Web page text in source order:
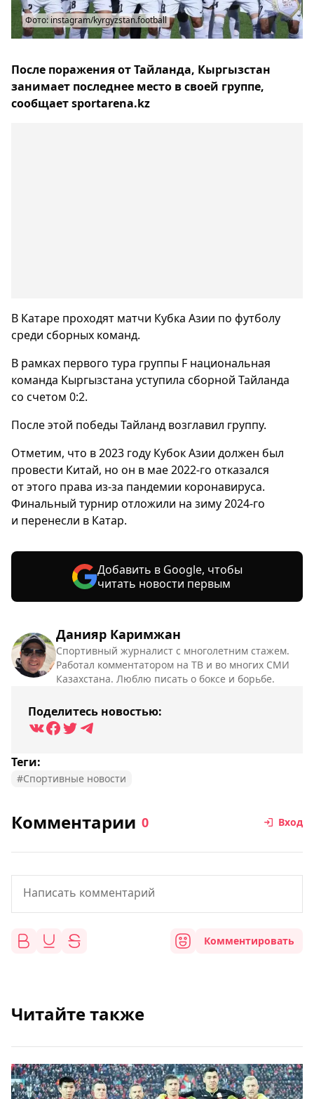
Фото: instagram/kyrgyzstan.football
Данияр Каримжан
Спортивный журналист с многолетним стажем.
Работал комментатором на ТВ и во многих СМИ
Казахстана. Люблю писать о боксе и борьбе.
Поделитесь новостью:
Теги:
#Спортивные новости
После поражения от Тайланда, Кыргызстан
занимает последнее место в своей группе,
сообщает sportarena.kz
В Катаре проходят матчи Кубка Азии по футболу
среди сборных команд.
В рамках первого тура группы F национальная
команда Кыргызстана уступила сборной Тайланда
со счетом 0:2.
После этой победы Тайланд возглавил группу.
Отметим, что в 2023 году Кубок Азии должен был
провести Китай, но он в мае 2022-го отказался
от этого права из-за пандемии коронавируса.
Финальный турнир отложили на зиму 2024-го
и перенесли в Катар.
Добавить в Google, чтобы
читать новости первым
Комментарии 0 Вход
Комментировать
Читайте также